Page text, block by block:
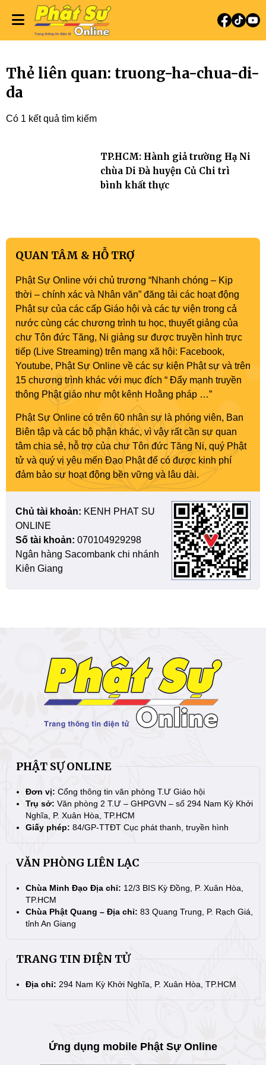
Thẻ liên quan: truong-ha-chua-di-
da
Có 1 kết quả tìm kiếm
TP.HCM: Hành giả trường Hạ Ni
chùa Di Đà huyện Củ Chi trì
bình khất thực
QUAN TÂM & HỖ TRỢ
Phật Sự Online với chủ trương “Nhanh chóng – Kịp
thời – chính xác và Nhân văn” đăng tải các hoạt động
Phật sự của các cấp Giáo hội và các tự viện trong cả
nước cùng các chương trình tu học, thuyết giảng của
chư Tôn đức Tăng, Ni giảng sư được truyền hình trực
tiếp (Live Streaming) trên mạng xã hội: Facebook,
Youtube, Phật Sự Online về các sự kiện Phật sự và trên
15 chương trình khác với mục đích “ Đẩy mạnh truyền
thông Phật giáo như một kênh Hoằng pháp …”
Phật Sự Online có trên 60 nhân sự là phóng viên, Ban
Biên tập và các bộ phận khác, vì vậy rất cần sự quan
tâm chia sẻ, hỗ trợ của chư Tôn đức Tăng Ni, quý Phật
tử và quý vị yêu mến Đạo Phật để có được kinh phí
đảm bảo sự hoạt động bền vững và lâu dài.
Chủ tài khoản: KENH PHAT SU
ONLINE
Số tài khoản: 070104929298
Ngân hàng Sacombank chi nhánh
Kiên Giang
PHẬT SỰ ONLINE
Đơn vị: Cổng thông tin văn phòng T.Ư Giáo hội
Trụ sở: Văn phòng 2 T.Ư – GHPGVN – số 294 Nam Kỳ Khởi
Nghĩa, P. Xuân Hòa, TP.HCM
Giấy phép: 84/GP-TTĐT Cục phát thanh, truyền hình
VĂN PHÒNG LIÊN LẠC
Chùa Minh Đạo Địa chỉ: 12/3 BIS Kỳ Đồng, P. Xuân Hòa,
TP.HCM
Chùa Phật Quang – Địa chỉ: 83 Quang Trung, P. Rạch Giá,
tỉnh An Giang
TRANG TIN ĐIỆN TỬ
Địa chỉ: 294 Nam Kỳ Khởi Nghĩa, P. Xuân Hòa, TP.HCM
Ứng dụng mobile Phật Sự Online